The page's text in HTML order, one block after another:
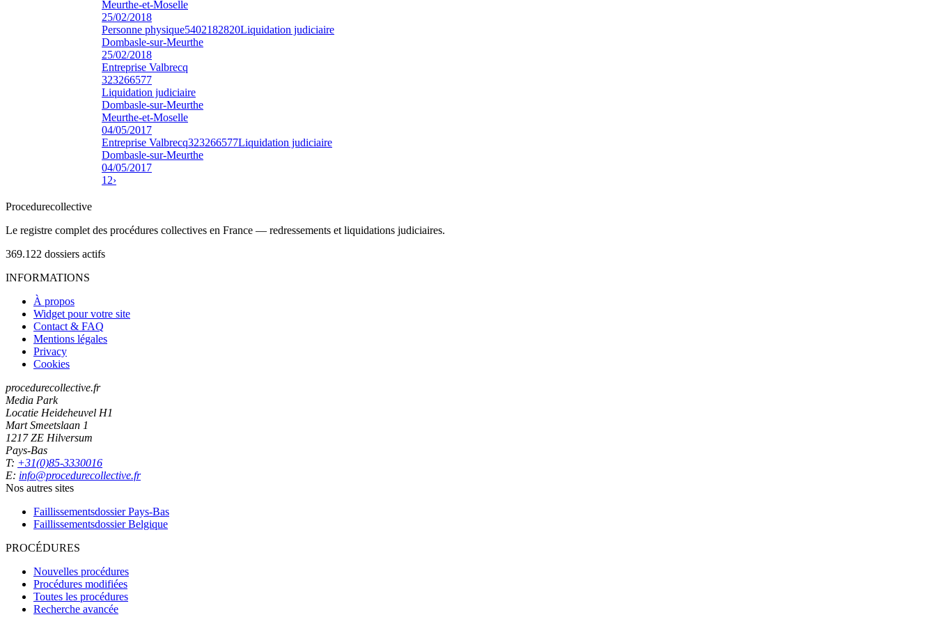
Meurthe-et-Moselle
25/02/2018
Personne physique5402182820Liquidation judiciaire
Dombasle-sur-Meurthe
25/02/2018
Entreprise Valbrecq
323266577
Liquidation judiciaire
Dombasle-sur-Meurthe
Meurthe-et-Moselle
04/05/2017
Entreprise Valbrecq323266577Liquidation judiciaire
Dombasle-sur-Meurthe
04/05/2017
1 2›
Procedurecollective
Le registre complet des procédures collectives en France — redressements et liquidations judiciaires.
369.122 dossiers actifs
INFORMATIONS
À propos
Widget pour votre site
Contact & FAQ
Mentions légales
Privacy
Cookies
procedurecollective.fr
Media Park
Locatie Heideheuvel H1
Mart Smeetslaan 1
1217 ZE Hilversum
Pays-Bas
T: +31(0)85-3330016
E: info@procedurecollective.fr
Nos autres sites
Faillissementsdossier Pays-Bas
Faillissementsdossier Belgique
PROCÉDURES
Nouvelles procédures
Procédures modifiées
Toutes les procédures
Recherche avancée